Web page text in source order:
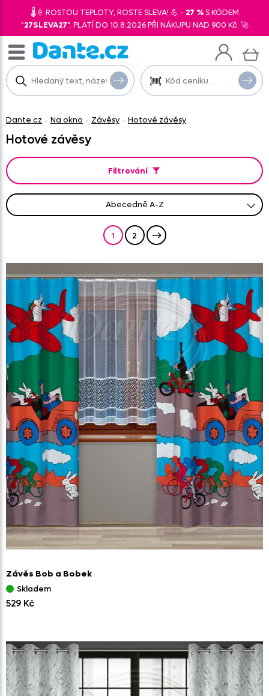
🌡️🌞 ROSTOU TEPLOTY, ROSTE SLEVA! 💪 - 27 %S KÓDEM
"27SLEVA27". PLATÍ DO 10.8.2026 PŘI NÁKUPU NAD 900 Kč. 🚀
Dante.cz - Na okno - Závěsy - Hotové závěsy
Hotové závěsy
abecedně A-Z
Filtrování
1 2
Závěs Bob a Bobek
Skladem
529 Kč